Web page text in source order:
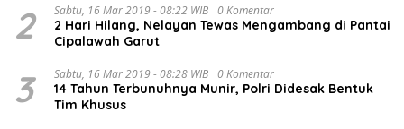
2 Sabtu, 16 Mar 2019 - 08:22 WIB 0 Komentar
2 Hari Hilang, Nelayan Tewas Mengambang di Pantai
Cipalawah Garut
3 Sabtu, 16 Mar 2019 - 08:28 WIB 0 Komentar
14 Tahun Terbunuhnya Munir, Polri Didesak Bentuk
Tim Khusus